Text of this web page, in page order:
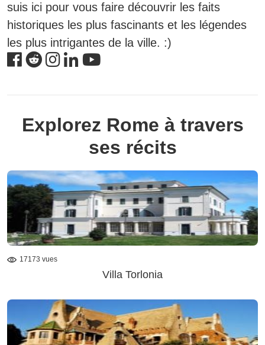
suis ici pour vous faire découvrir les faits
historiques les plus fascinants et les légendes
les plus intrigantes de la ville. :)
Explorez Rome à travers
ses récits
17173 vues
Villa Torlonia